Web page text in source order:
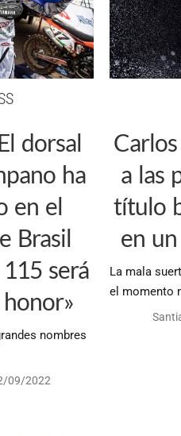
dorsal
ha
en el
Brasil
será
nombres
09/2022
a las
título
en
La mala
el momento